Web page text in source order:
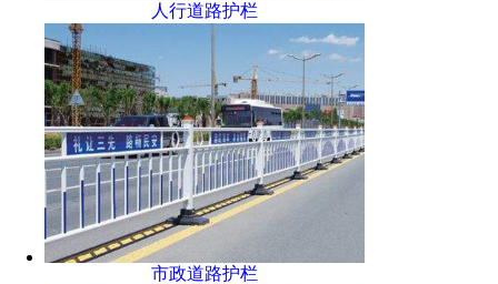
人行道路护栏
市政道路护栏